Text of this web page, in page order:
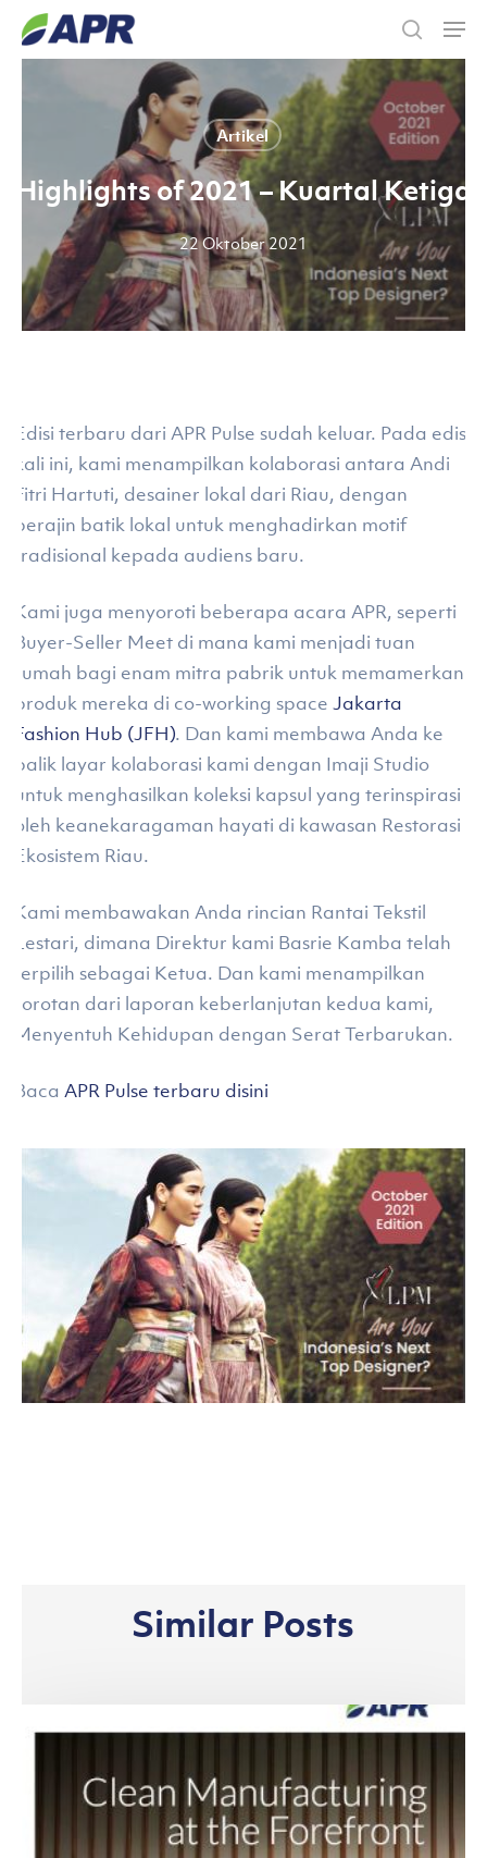
Skip
Artikel
Highlights of 2021 – Kuartal Ketiga
22 Oktober 2021
Edisi terbaru dari APR Pulse sudah keluar. Pada edisi
kali ini, kami menampilkan kolaborasi antara Andi
Fitri Hartuti, desainer lokal dari Riau, dengan
perajin batik lokal untuk menghadirkan motif
tradisional kepada audiens baru.
Kami juga menyoroti beberapa acara APR, seperti
Buyer-Seller Meet di mana kami menjadi tuan
rumah bagi enam mitra pabrik untuk memamerkan
produk mereka di co-working spaceJakarta
Fashion Hub (JFH). Dan kami membawa Anda ke
balik layar kolaborasi kami dengan Imaji Studio
untuk menghasilkan koleksi kapsul yang terinspirasi
oleh keanekaragaman hayati di kawasan Restorasi
Ekosistem Riau.
Kami membawakan Anda rincian Rantai Tekstil
Lestari, dimana Direktur kami Basrie Kamba telah
terpilih sebagai Ketua. Dan kami menampilkan
sorotan dari laporan keberlanjutan kedua kami,
Menyentuh Kehidupan dengan Serat Terbarukan.
BacaAPR Pulse terbaru disini
Similar Posts
Melansir